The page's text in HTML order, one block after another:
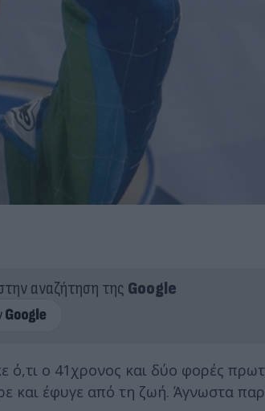
αναζήτηση της Google
ό,τι ο 41χρονος και δύο φορές
και έφυγε από τη ζωή. Άγνωστα